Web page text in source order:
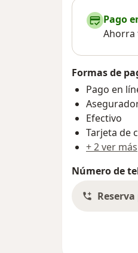
Pago
Ahorra
Formas de
Pago en
Efectivo
Tarjeta de
+ 2 ver más
Número de